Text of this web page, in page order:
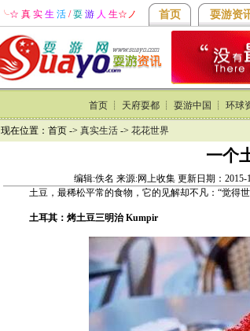
╰☆ 真 实 生 活 /耍 游人 生☆ ノ 首页 耍游资
首页 ┊ 天府耍都 ┊ 耍游中国 ┊ 环球
现在位置：首页 -> 真实生活 -> 花花世界
一个
编辑:佚名 来源:网上收集 更新日期：2015-
土豆，最稀松平常的食物，它的见解却不凡：“觉得
土耳其：烤土豆三明治 Kumpir